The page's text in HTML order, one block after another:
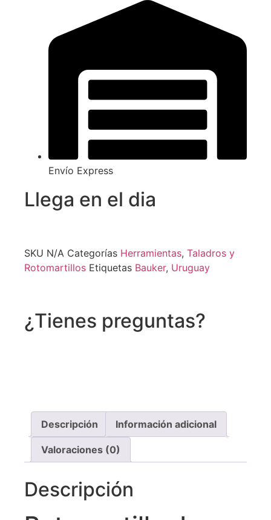
Envío Express
Llega en el dia
SKU N/A Categorías Herramientas, Taladros y
Rotomartillos Etiquetas Bauker, Uruguay
¿Tienes preguntas?
Descripción Información adicional
Valoraciones (0)
Descripción